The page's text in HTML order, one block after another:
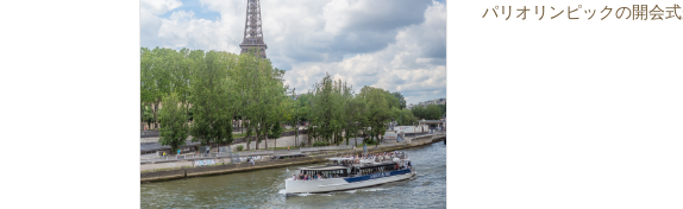
パリオリンピックの開会